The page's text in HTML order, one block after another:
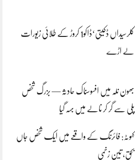
کلرسیداں ڈکیتی‘ڈاکو1 کروڑ کے طلائی زیورات
لے اڑے
بھون نلہ میں افسوسناک حادثہ — بزرگ شخص
پلی سے گر کر نالے میں بہہ گیا
کہوٹہ: فائرنگ کے واقعے میں ایک شخص جاں
بحق، تین زخمی